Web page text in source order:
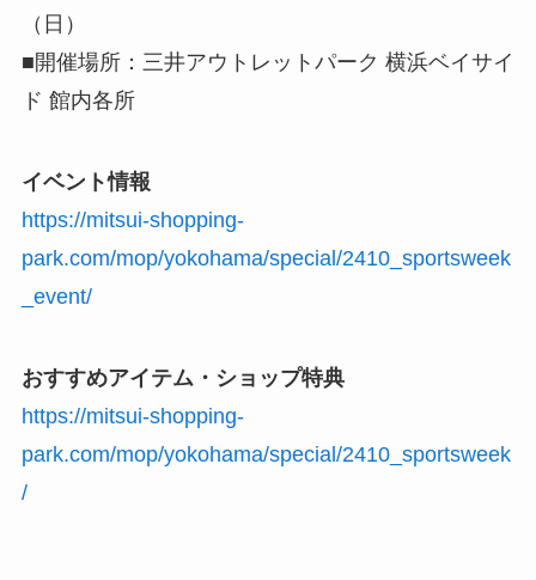
（日）
■開催場所：三井アウトレットパーク 横浜ベイサイ
ド 館内各所
イベント情報
https://mitsui-shopping-
park.com/mop/yokohama/special/2410_sportsweek
_event/
おすすめアイテム・ショップ特典
https://mitsui-shopping-
park.com/mop/yokohama/special/2410_sportsweek
/